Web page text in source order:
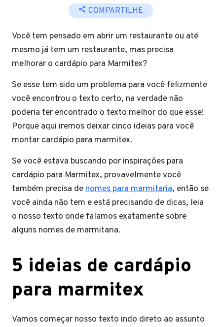
COMPARTILHE
Você tem pensado em abrir um restaurante ou até
mesmo já tem um restaurante, mas precisa
melhorar o cardápio para Marmitex?
Se esse tem sido um problema para você felizmente
você encontrou o texto certo, na verdade não
poderia ter encontrado o texto melhor do que esse!
Porque aqui iremos deixar cinco ideias para você
montar cardápio para marmitex.
Se você estava buscando por inspirações para
cardápio para Marmitex, provavelmente você
também precisa denomes para marmitaria, então se
você ainda não tem e está precisando de dicas, leia
o nosso texto onde falamos exatamente sobre
alguns nomes de marmitaria.
5 ideias de cardápio
para marmitex
Vamos começar nosso texto indo direto ao assunto